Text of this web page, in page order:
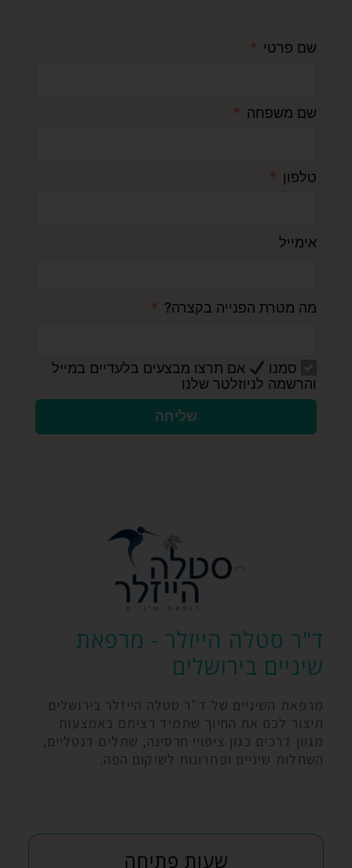
שם פרטי
שם משפחה
טלפון
אימייל
מה מטרת הפנייה בקצרה?
סמנו
אם תרצו מבצעים בלעדיים במייל
והרשמה לניוזלטר שלנו
שליחה
ד"ר סטלה הייזלר - מרפאת
שיניים בירושלים
מרפאת השיניים של ד"ר סטלה הייזלר בירושלים
תיצור לכם את החיוך שתמיד רציתם באמצעות
מגוון דרכים כגון ציפויי חרסינה, שתלים דנטליים,
השתלות שיניים ופתרונות לשיקום הפה.
שעות פתיחה